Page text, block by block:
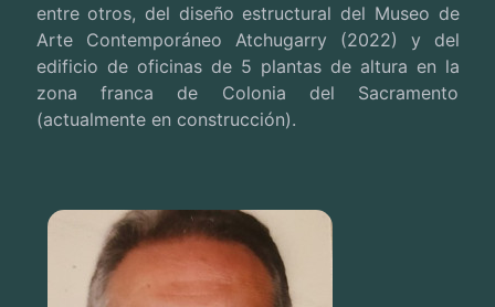
entre otros, del diseño estructural del Museo de
Arte Contemporáneo Atchugarry (2022) y del
edificio de oficinas de 5 plantas de altura en la
zona franca de Colonia del Sacramento
(actualmente en construcción).